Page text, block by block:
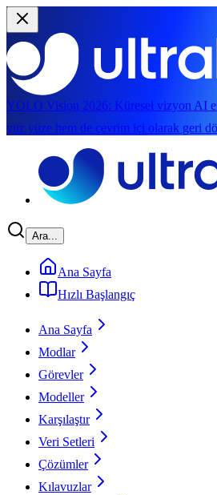
YOLO Vision 2026: Küresel vizyon AI
yüz yüze hem de çevrim içi olarak geri
Ara...
Ana Sayfa
Hızlı Başlangıç
Ana Sayfa
Modlar
Görevler
Modeller
Karşılaştır
Veri Setleri
Çözümler
Kılavuzlar